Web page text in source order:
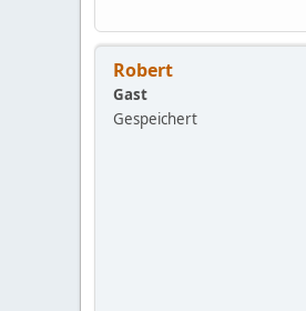
Robert
Gast
Gespeichert